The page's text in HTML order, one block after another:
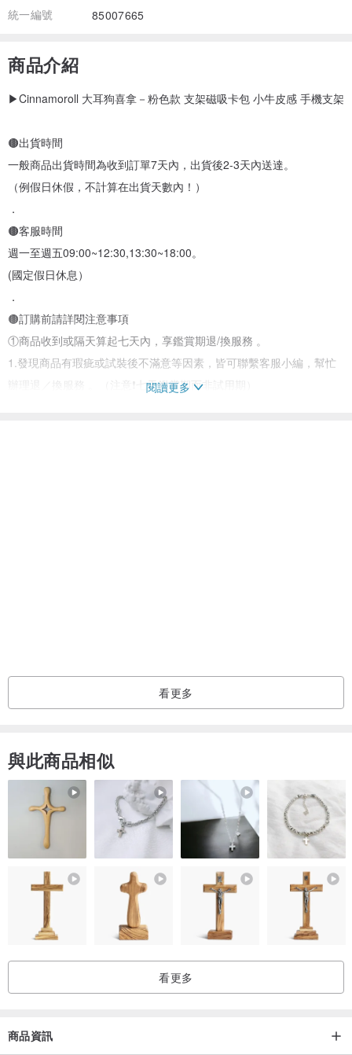
統一編號
85007665
商品介紹
▶Cinnamoroll 大耳狗喜拿－粉色款 支架磁吸卡包 小牛皮感 手機支架
🟤出貨時間
一般商品出貨時間為收到訂單7天內，出貨後2-3天內送達。
（例假日休假，不計算在出貨天數內！）
．
🟤客服時間
週一至週五09:00~12:30,13:30~18:00。
(國定假日休息）
．
🟤訂購前請詳閱注意事項
①商品收到或隔天算起七天內，享鑑賞期退/換服務 。
1.發現商品有瑕疵或試裝後不滿意等因素，皆可聯繫客服小編，幫忙
辦理退／換服務 。（注意❗️七天鑑賞期而非試用期）
Made In Taiwan , Design In Taipei.
商品均為「實際拍攝」請安心購買（盜圖必究）
閱讀更多
看更多
與此商品相似
看更多
商品資訊